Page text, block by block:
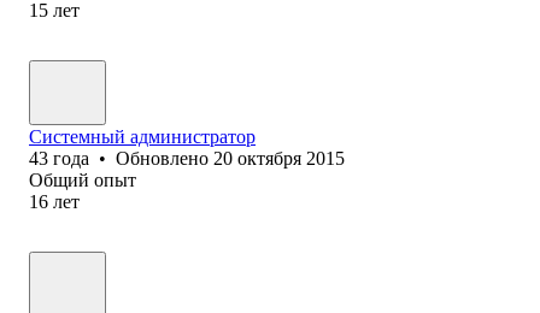
15 лет
Системный администратор
43 года • Обновлено 20 октября 2015
Общий опыт
16 лет